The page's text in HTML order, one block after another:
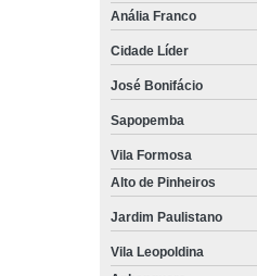
Anália Franco
Cidade Líder
José Bonifácio
Sapopemba
Vila Formosa
Alto de Pinheiros
Jardim Paulistano
Vila Leopoldina